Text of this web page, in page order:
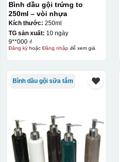
Bình dầu gội trứng to
250ml – vòi nhựa
Kích thước: 250ml
TG sản xuất: 10 ngày
9**000 ₫
Đăng kýhoặc Đăng nhậpđể xem giá
Bình dầu gội sữa tắm